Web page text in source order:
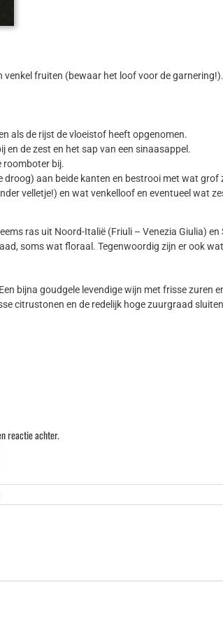
venkel fruiten (bewaar het loof voor de garnering!).
als de rijst de vloeistof heeft opgenomen.
en de zest en het sap van een sinaasappel.
roomboter bij.
aan beide kanten en bestrooi met wat grof
velletje!) en wat venkelloof en eventueel wat
ras uit Noord-Italië (Friuli – Venezia Giulia)
soms wat floraal. Tegenwoordig zijn er ook
bijna goudgele levendige wijn met frisse
citrustonen en de redelijk hoge zuurgraad
reactie achter.